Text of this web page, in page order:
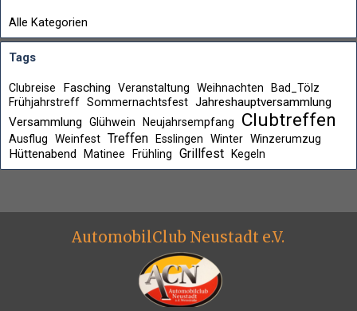
Alle Kategorien
Tags
Clubreise Fasching Veranstaltung Weihnachten
Bad_Tölz
Frühjahrstreff Sommernachtsfest Jahreshauptversammlung
Versammlung Glühwein Neujahrsempfang Clubtreffen
Ausflug Weinfest Treffen Esslingen Winter Winzerumzug
Hüttenabend Matinee Frühling Grillfest Kegeln
AutomobilClub Neustadt e.V.